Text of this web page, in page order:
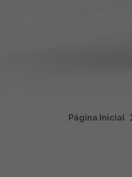
Página Inicial